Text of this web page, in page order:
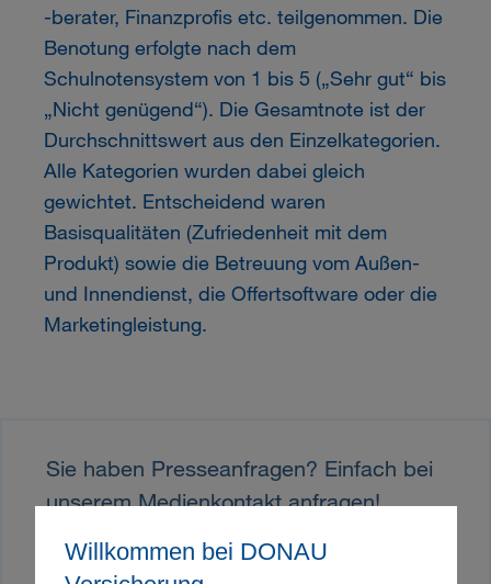
Willkommen bei DONAU
-berater, Finanzprofis etc. teilgenommen. Die
Benotung erfolgte nach dem
Schulnotensystem von 1 bis 5 („Sehr gut“ bis
„Nicht genügend“). Die Gesamtnote ist der
Durchschnittswert aus den Einzelkategorien.
Alle Kategorien wurden dabei gleich
gewichtet. Entscheidend waren
Basisqualitäten (Zufriedenheit mit dem
Produkt) sowie die Betreuung vom Außen-
und Innendienst, die Offertsoftware oder die
Marketingleistung.
Sie haben Presseanfragen? Einfach bei
unserem Medienkontakt anfragen!
Medienkontakt